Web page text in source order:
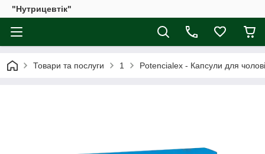
"Нутрицевтік"
Товари та послуги 1 Potencialex - Капсули для